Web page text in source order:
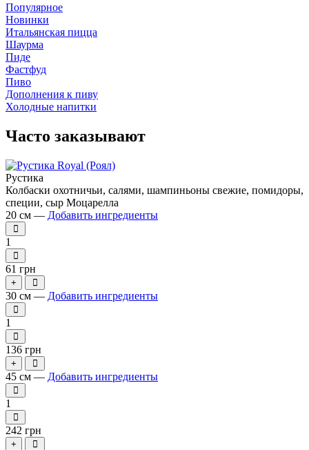
Популярное
Новинки
Итальянская пицца
Шаурма
Пиде
Фастфуд
Пиво
Дополнения к пиву
Холодные напитки
Часто заказывают
Рустика
Колбаски охотничьи, салями, шампиньоны свежие, помидоры,
специи, сыр Моцарелла
20 см — Добавить ингредиенты
1
61 грн
+
30 см — Добавить ингредиенты
1
136 грн
+
45 см — Добавить ингредиенты
1
242 грн
+